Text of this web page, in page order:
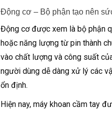
Động cơ – Bộ phận tạo nên
Động cơ được xem là bộ phận
hoặc năng lượng từ pin thành
vào chất lượng và công suất
người dùng dễ dàng xử lý các
ổn định.
Hiện nay, máy khoan cầm tay